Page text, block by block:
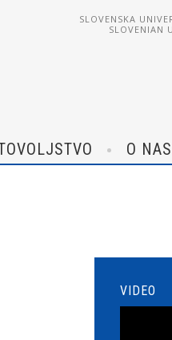
SLOVENSKA
SLOVENIAN
O NAS
VIDEO